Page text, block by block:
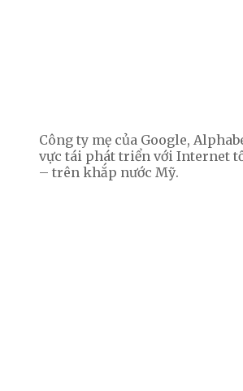
Công ty mẹ của Google,
vực tái phát triển với Internet
– trên khắp nước Mỹ.